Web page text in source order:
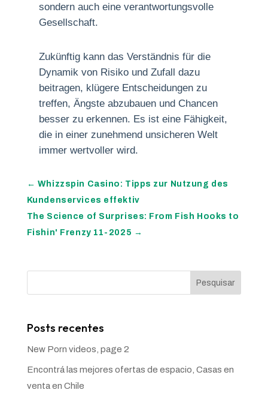
sondern auch eine verantwortungsvolle
Gesellschaft.
Zukünftig kann das Verständnis für die
Dynamik von Risiko und Zufall dazu
beitragen, klügere Entscheidungen zu
treffen, Ängste abzubauen und Chancen
besser zu erkennen. Es ist eine Fähigkeit,
die in einer zunehmend unsicheren Welt
immer wertvoller wird.
← Whizzspin Casino: Tipps zur Nutzung des
Kundenservices effektiv
The Science of Surprises: From Fish Hooks to
Fishin' Frenzy 11-2025 →
Pesquisar
Posts recentes
New Porn videos, page 2
Encontrá las mejores ofertas de espacio, Casas en
venta en Chile